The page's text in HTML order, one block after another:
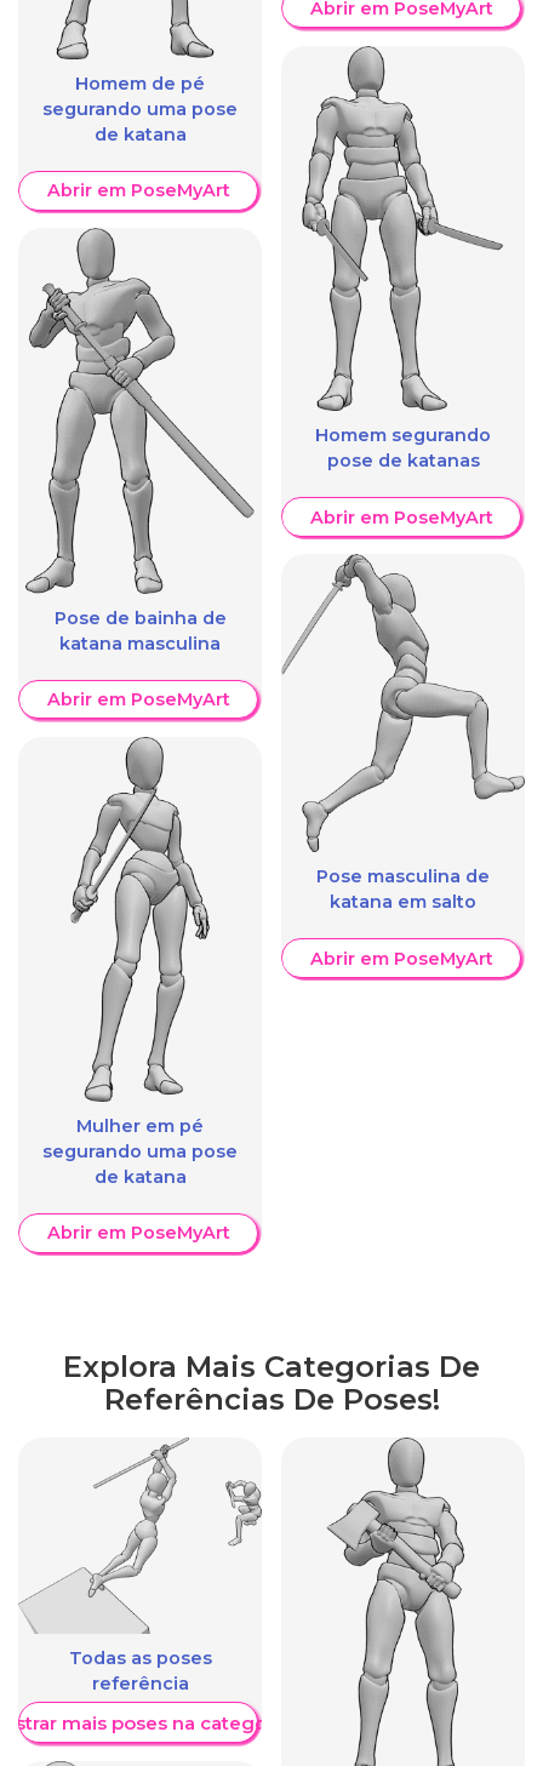
Homem de pé
segurando uma pose
de katana
Abrir em PoseMyArt
Pose de bainha de
katana masculina
Abrir em PoseMyArt
Mulher em pé
segurando uma pose
de katana
Abrir em PoseMyArt
Abrir em PoseMyArt
Homem segurando
pose de katanas
Abrir em PoseMyArt
Pose masculina de
katana em salto
Abrir em PoseMyArt
Explora Mais Categorias De
Referências De Poses!
Todas as poses
referência
mais poses na categoria